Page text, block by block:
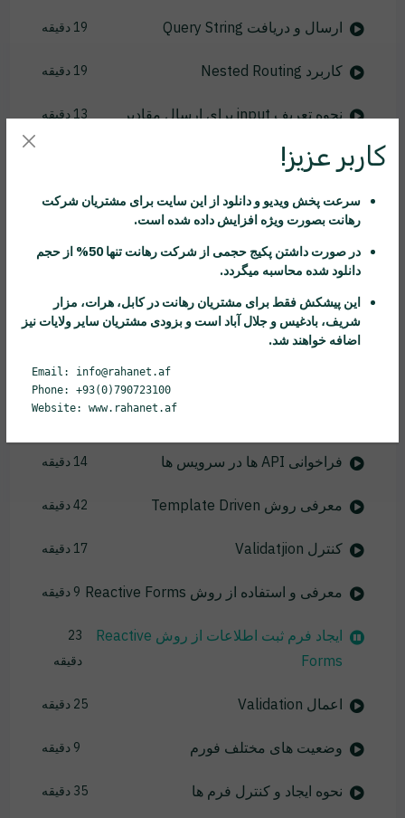
ارسال و دریافت Query String 19 دقیقه
کاربرد Nested Routing 19 دقیقه
نحوه تعریف input برای ارسال مقادیر 13 دقیقه
کاربرد Output در انگولار
تعریف و استفاده از ViewChild 18 دقیقه
کاربرد ViewChild 9 دقیقه
کاربرد سرویس ها 14 دقیقه
11 دقیقه
فراخوانی API ها در سرویس ها 14 دقیقه
معرفی روش Template Driven 42 دقیقه
کنترل Validatjion 17 دقیقه
معرفی و استفاده از روش Reactive Forms 9 دقیقه
ایجاد فرم ثبت اطلاعات از روش Reactive
Forms
23
دقیقه
اعمال Validation 25 دقیقه
وضعیت های مختلف فورم 9 دقیقه
نحوه ایجاد و کنترل فرم ها 35 دقیقه
کاربر عزیز!
سرعت پخش ویدیو و دانلود از این سایت برای مشتریان شرکت
رهانت بصورت ویژه افزایش داده شده است.
در صورت داشتن پکیج حجمی از شرکت رهانت
تنها 50% از حجم
دانلود شده محاسبه میگردد.
این پیشکش فقط برای مشتریان رهانت در کابل، هرات، مزار
شریف، بادغیس و جلال آباد است و بزودی مشتریان سایر ولایات نیز
اضافه خواهند شد.
Email: info@rahanet.af
Phone: +93(0)790723100
Website: www.rahanet.af